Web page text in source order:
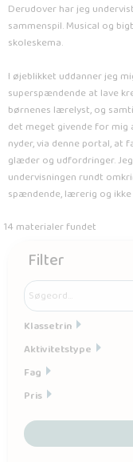
Derudover har jeg
sammenspil. Musical og
skoleskema.
I øjeblikket uddanner jeg
superspændende at lave
børnenes lærelyst, og
det meget givende for mig
nyder, via denne portal, at
glæder og udfordringer.
undervisningen rundt
spændende, lærerig og
14 materialer fundet
Filter
Klassetrin
Aktivitetstype
Fag
Pris